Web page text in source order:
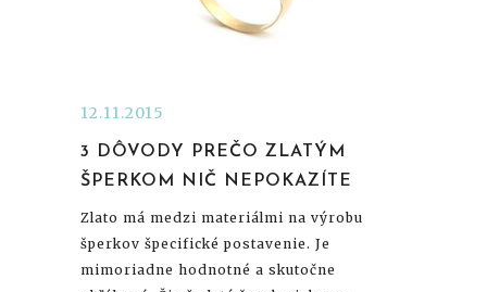
12.11.2015
3 DÔVODY PREČO ZLATÝM
ŠPERKOM NIČ NEPOKAZÍTE
Zlato má medzi materiálmi na výrobu
šperkov špecifické postavenie. Je
mimoriadne hodnotné a skutočne